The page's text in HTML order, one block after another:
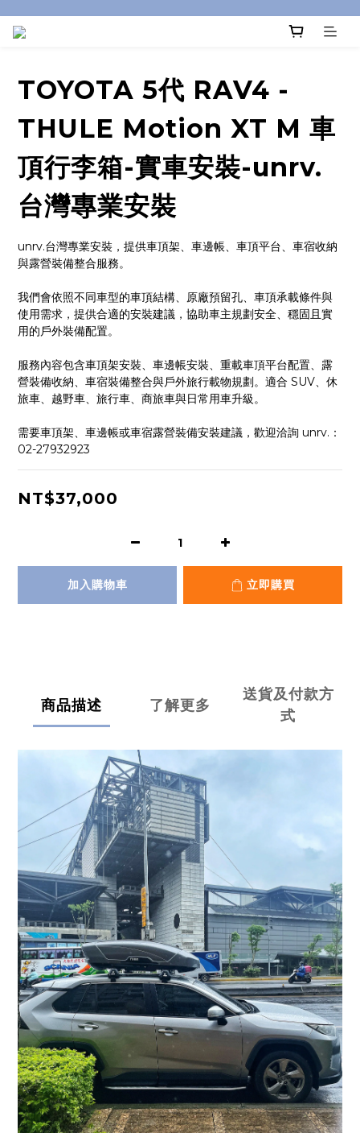
TOYOTA 5代 RAV4 -
THULE Motion XT M 車
頂行李箱-實車安裝-unrv.
台灣專業安裝
unrv.台灣專業安裝，提供車頂架、車邊帳、車頂平台、車宿收納
與露營裝備整合服務。
我們會依照不同車型的車頂結構、原廠預留孔、車頂承載條件與
使用需求，提供合適的安裝建議，協助車主規劃安全、穩固且實
用的戶外裝備配置。
服務內容包含車頂架安裝、車邊帳安裝、重載車頂平台配置、露
營裝備收納、車宿裝備整合與戶外旅行載物規劃。適合 SUV、休
旅車、越野車、旅行車、商旅車與日常用車升級。
需要車頂架、車邊帳或車宿露營裝備安裝建議，歡迎洽詢 unrv.：
02-27932923
NT$37,000
加入購物車 立即購買
商品描述 了解更多
送貨及付款方
式